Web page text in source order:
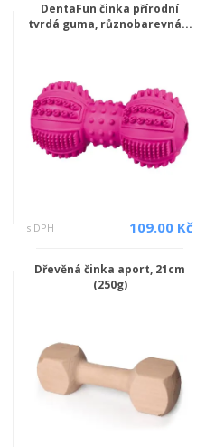
DentaFun činka přírodní
tvrdá guma, různobarevná...
s DPH 109.00 Kč
Dřevěná činka aport, 21cm
(250g)